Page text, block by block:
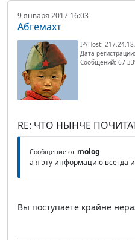
9 января 2017 16:03
Абгемахт
IP/Host:
Дата
Сообщений: 67
RE: ЧТО НЫНЧЕ
Сообщение от molog
а я эту информацию всегда
Вы поступаете крайне